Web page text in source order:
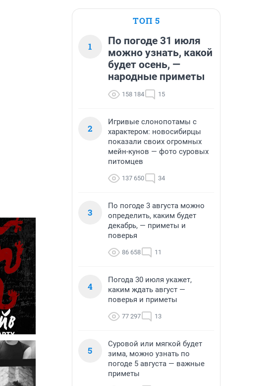
ТОП 5
1
По погоде 31 июля
можно узнать, какой
будет осень, —
народные приметы
158 184 15
2
Игривые слонопотамы с
характером: новосибирцы
показали своих огромных
мейн-кунов — фото суровых
питомцев
137 650 34
3
По погоде 3 августа можно
определить, каким будет
декабрь, — приметы и
поверья
86 658 11
4
Погода 30 июля укажет,
каким ждать август —
поверья и приметы
77 297 13
5
Суровой или мягкой будет
зима, можно узнать по
погоде 5 августа — важные
приметы